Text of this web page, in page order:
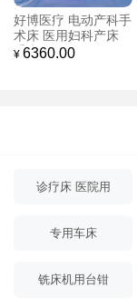
厂家品牌 手推车 医
用全塑手推车
¥ 2500.00
诊疗床 医院用
专用车床
铣床机用台钳